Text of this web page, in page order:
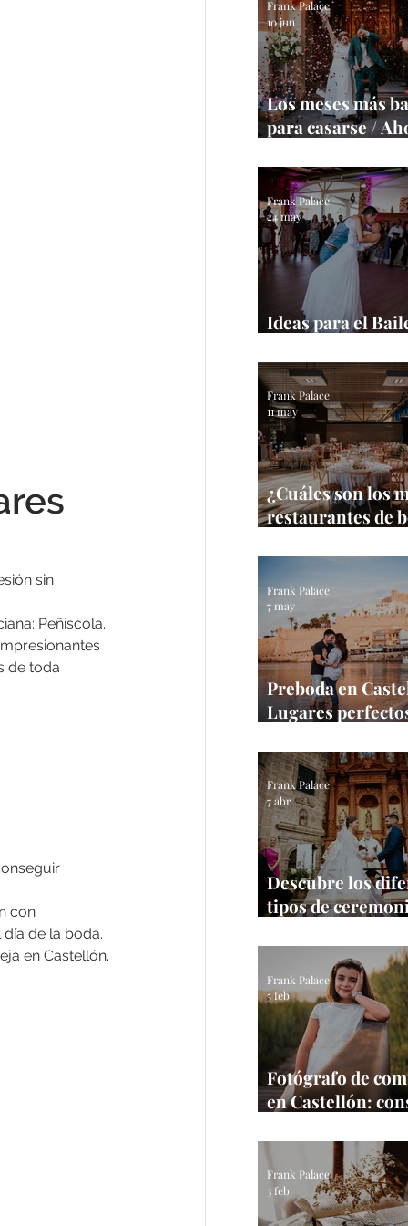
sin
Peñíscola.
de toda
con
de la boda.
en Castellón.
Los meses más
para casarse /
Frank Palace
10 jun
Ideas para el
Frank Palace
24 may
¿Cuáles son los
restaurantes de
Frank Palace
11 may
Preboda en
Lugares
Frank Palace
Frank Palace
7 may
Descubre los
tipos de
Guía 2026
Frank Palace
7 abr
Fotógrafo de
en Castellón:
estrés
Frank Palace
5 feb
Frank Palace
3 feb